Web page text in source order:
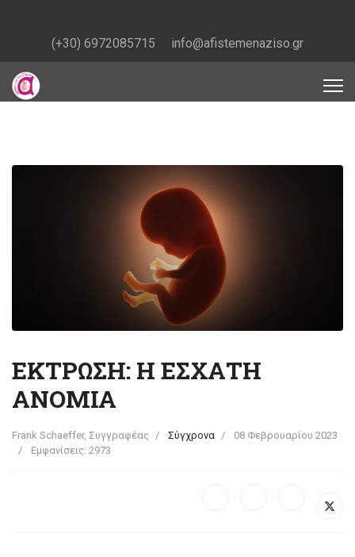
(+30) 6972085715 info@afistemenaziso.gr
ΕΚΤΡΩΣΗ: Η ΕΣΧΑΤΗ
ΑΝΟΜΙΑ
Frank Schaeffer, Συγγραφέας Σύγχρονα
08 Φεβρουαρίου 2023
Εμφανίσεις: 2973